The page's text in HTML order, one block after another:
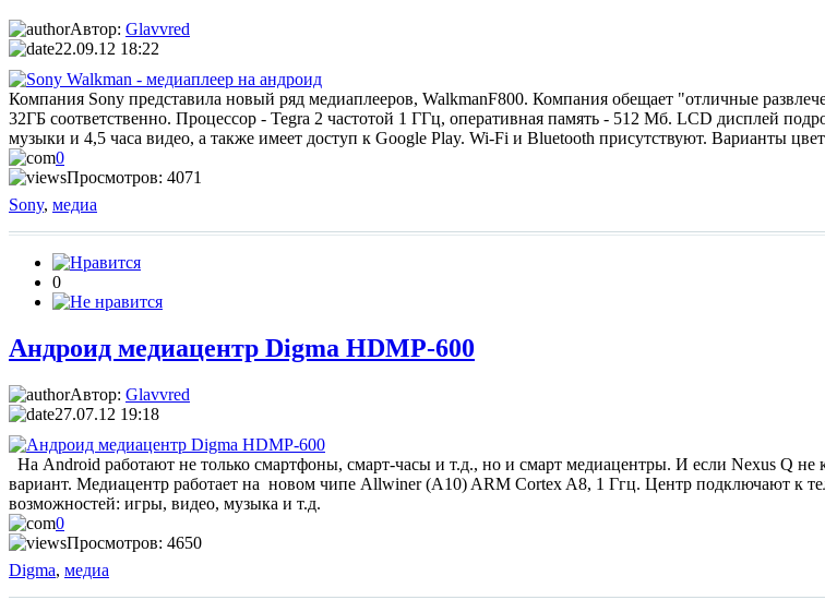
Автор: Glavvred
22.09.12 18:22
Компания Sony представила новый ряд медиаплееров, WalkmanF800. Компания обещает "отличные
32ГБ соответственно. Процессор - Tegra 2 частотой 1 ГГц, оперативная память - 512 Мб. LCD дисплей
музыки и 4,5 часа видео, а также имеет доступ к Google Play. Wi-Fi и Bluetooth присутствуют. Варианты
0
Просмотров: 4071
Sony, медиа
0
Андроид медиацентр Digma HDMP-600
Автор: Glavvred
27.07.12 19:18
На Android работают не только смартфоны, смарт-часы и т.д., но и смарт медиацентры. И если Nexus Q
вариант. Медиацентр работает на новом чипе Allwiner (A10) ARM Cortex A8, 1 Ггц. Центр подключают к
возможностей: игры, видео, музыка и т.д.
0
Просмотров: 4650
Digma, медиа